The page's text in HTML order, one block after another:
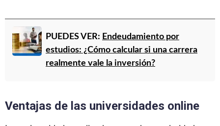
PUEDES VER: Endeudamiento por
estudios: ¿Cómo calcular si una carrera
realmente vale la inversión?
Ventajas de las universidades online